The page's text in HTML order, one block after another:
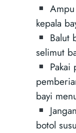
kepala
Balut
selimut
Pakai
bayi
botol